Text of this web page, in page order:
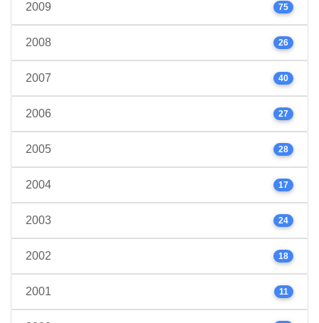
2009 75
2008 26
2007 40
2006 27
2005 28
2004 17
2003 24
2002 18
2001 11